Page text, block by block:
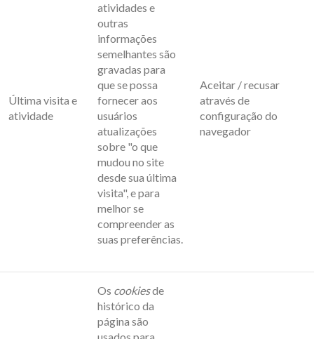
Última visita e
atividade
atividades e
outras
informações
semelhantes são
gravadas para
que se possa
fornecer aos
usuários
atualizações
sobre "o que
mudou no site
desde sua última
visita", e para
melhor se
compreender as
suas preferências.
Aceitar / recusar
através de
configuração do
navegador
Os cookiesde
histórico da
página são